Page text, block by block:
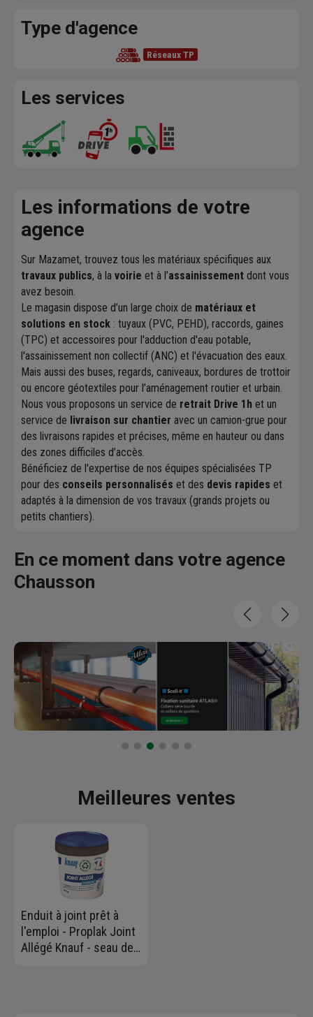
Type d'agence
Réseaux TP
Les services
Les informations de votre
agence
Sur Mazamet, trouvez tous les matériaux spécifiques aux
travaux publics, à la voirie et à l’assainissement dont vous
avez besoin.
Le magasin dispose d’un large choix de matériaux et
solutions en stock : tuyaux (PVC, PEHD), raccords, gaines
(TPC) et accessoires pour l'adduction d'eau potable,
l'assainissement non collectif (ANC) et l'évacuation des eaux.
Mais aussi des buses, regards, caniveaux, bordures de trottoir
ou encore géotextiles pour l’aménagement routier et urbain.
Nous vous proposons un service de retrait Drive 1h et un
service de livraison sur chantier avec un camion-grue pour
des livraisons rapides et précises, même en hauteur ou dans
des zones difficiles d’accès.
Bénéficiez de l'expertise de nos équipes spécialisées TP
pour des conseils personnalisés et des devis rapides et
adaptés à la dimension de vos travaux (grands projets ou
petits chantiers).
En ce moment dans votre agence
Chausson
Meilleures ventes
Enduit à joint prêt à
l'emploi - Proplak Joint
Allégé Knauf - seau de